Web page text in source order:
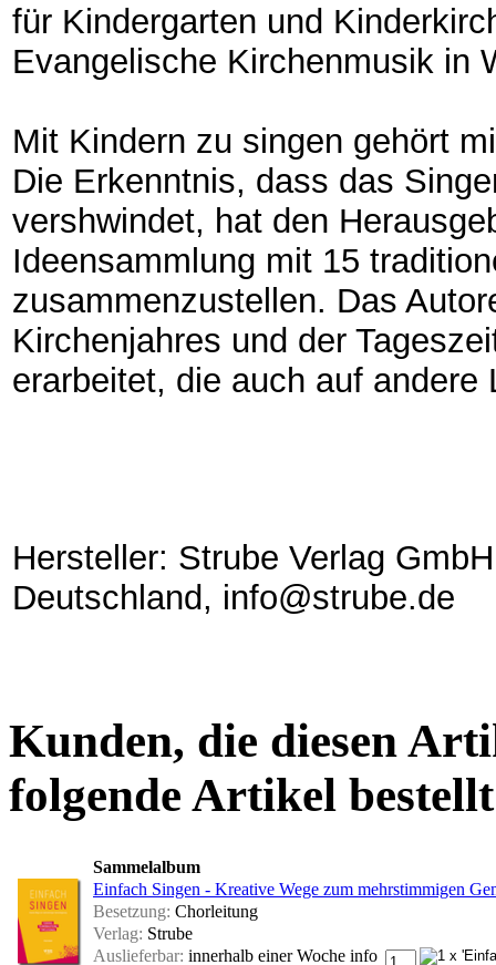
für Kindergarten und
Evangelische Kirchenmusik in
Mit Kindern zu singen gehört
Die Erkenntnis, dass das
vershwindet, hat den
Ideensammlung mit 15
zusammenzustellen. Das
Kirchenjahres und der
erarbeitet, die auch auf
Hersteller: Strube Verlag
Deutschland, info@strube.de
Kunden, die diesen
folgende Artikel
Sammelalbum
Einfach Singen - Kreative Wege zum mehrstimmigen
Besetzung: Chorleitung
Verlag: Strube
Auslieferbar: innerhalb einer Woche info